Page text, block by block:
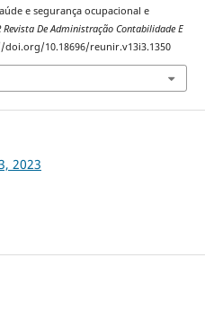
e segurança ocupacional e
Revista De Administração Contabilidade E
doi.org/10.18696/reunir.v13i3.1350
2023